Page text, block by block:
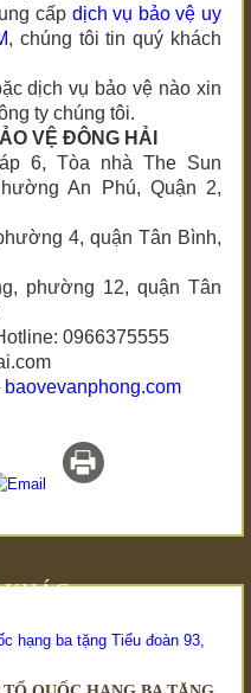
cấp dịch vụ bảo vệ uy
, chúng tôi tin quý khách
dịch vụ bảo vệ nào xin
ty chúng tôi.
VỆ ĐÔNG HẢI
6, Tòa nhà The Sun
An Phú, Quận 2,
4, quận Tân Bình,
phường 12, quận Tân
0966375555
baovevanphong.com